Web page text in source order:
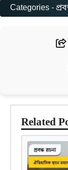
Categories -
Related